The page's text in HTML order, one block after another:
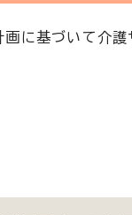
に基づいて介護